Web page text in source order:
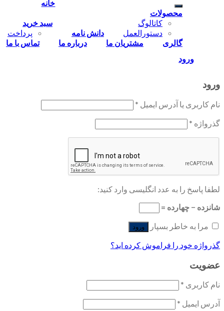
خانه
محصولات
کاتالوگ
دستورالعمل
دانش نامه
سبد خرید
پرداخت
گالری
مشتریان ما درباره ما
تماس‌ با‌ ما
ورود
ورود
نام کاربری یا آدرس ایمیل *
گذرواژه *
لطفا پاسخ را به عدد انگلیسی وارد کنید:
شانزده − چهارده =
مرا به خاطر بسپار
ورود
گذرواژه خود را فراموش کرده اید؟
عضویت
نام کاربری *
آدرس ایمیل *